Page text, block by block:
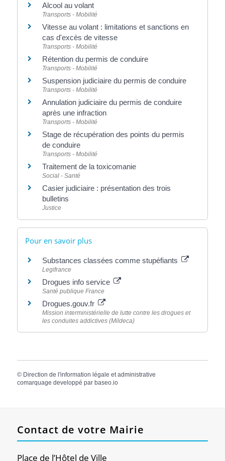
Alcool au volant
Transports - Mobilité
Vitesse au volant : limitations et sanctions en
cas d'excès de vitesse
Transports - Mobilité
Rétention du permis de conduire
Transports - Mobilité
Suspension judiciaire du permis de conduire
Transports - Mobilité
Annulation judiciaire du permis de conduire
après une infraction
Transports - Mobilité
Stage de récupération des points du permis
de conduire
Transports - Mobilité
Traitement de la toxicomanie
Social - Santé
Casier judiciaire : présentation des trois
bulletins
Justice
Pour en savoir plus
Substances classées comme stupéfiants
Legifrance
Drogues info service
Santé publique France
Drogues.gouv.fr
Mission interministérielle de lutte contre les drogues et
les conduites addictives (Mildeca)
© Direction de l'information légale et administrative
comarquage developpé par baseo.io
Contact de votre Mairie
Place de l’Hôtel de Ville